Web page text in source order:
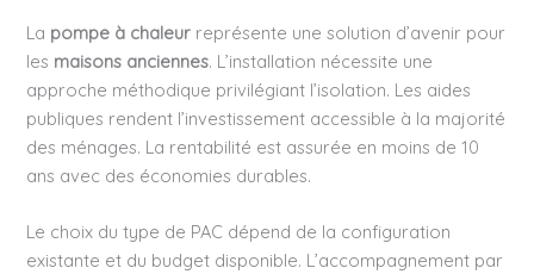
La pompe à chaleur représente une solution d’avenir pour
les maisons anciennes. L’installation nécessite une
approche méthodique privilégiant l’isolation. Les aides
publiques rendent l’investissement accessible à la majorité
des ménages. La rentabilité est assurée en moins de 10
ans avec des économies durables.
Le choix du type de PAC dépend de la configuration
existante et du budget disponible. L’accompagnement par